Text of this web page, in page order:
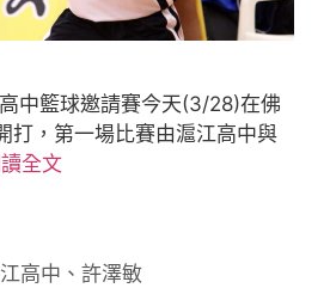
中籃球邀請賽今天(3/28)在佛
打，第一場比賽由滬江高中與
全文
高中 、許澤敏